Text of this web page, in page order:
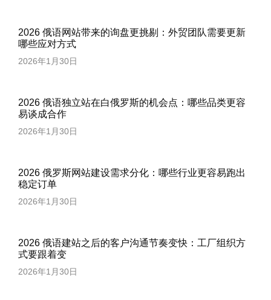
2026 俄语网站带来的询盘更挑剔：外贸团队需要更新
哪些应对方式
2026年1月30日
2026 俄语独立站在白俄罗斯的机会点：哪些品类更容
易谈成合作
2026年1月30日
2026 俄罗斯网站建设需求分化：哪些行业更容易跑出
稳定订单
2026年1月30日
2026 俄语建站之后的客户沟通节奏变快：工厂组织方
式要跟着变
2026年1月30日